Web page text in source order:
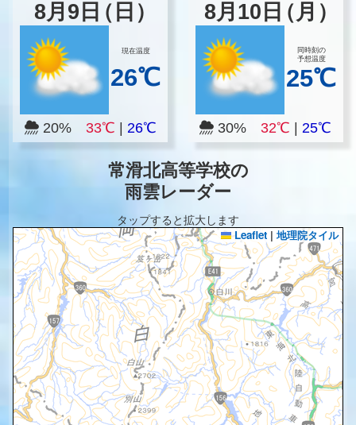
8月 9 日（日）
現在温度
26℃
20% 33℃ 26℃
8月 10 日（月）
同時刻の
予想温度
25℃
30% 32℃ |25℃
常滑北高等学校の
雨雲レーダー
タップすると拡大します
Leaflet | 地理院タイル